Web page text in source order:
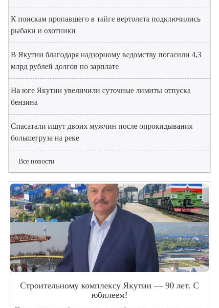
К поискам пропавшего в тайге вертолета подключились
рыбаки и охотники
В Якутии благодаря надзорному ведомству погасили 4,3
млрд рублей долгов по зарплате
На юге Якутии увеличили суточные лимиты отпуска
бензина
Спасатали ищут двоих мужчин после опрокидывания
большегруза на реке
Все новости
Строительному комплексу Якутии — 90 лет. С
юбилеем!